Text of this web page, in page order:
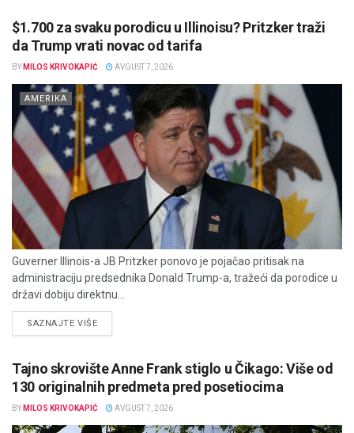
$1.700 za svaku porodicu u Illinoisu? Pritzker traži
da Trump vrati novac od tarifa
BY MILOS KRIVOKAPIĆ AVGUST 7, 2026
AMERIKA
Guverner Illinois-a JB Pritzker ponovo je pojačao pritisak na
administraciju predsednika Donald Trump-a, tražeći da porodice u
državi dobiju direktnu...
SAZNAJTE VIŠEDETAILS
Tajno skrovište Anne Frank stiglo u Čikago: Više od
130 originalnih predmeta pred posetiocima
BY MILOS KRIVOKAPIĆ AVGUST 7, 2026